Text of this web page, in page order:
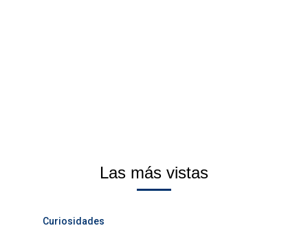
Las más vistas
Curiosidades